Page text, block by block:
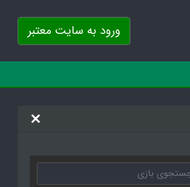
ورود به سایت معتبر